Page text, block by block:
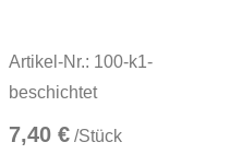
Artikel-Nr.: 100-k1-
beschichtet
7,40 € /Stück